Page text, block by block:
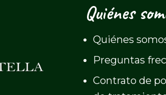
Quiénes
Quiénes
Preguntas
Contrato de